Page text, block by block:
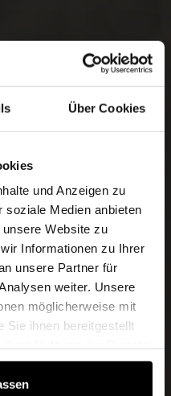
Über Cookies
und Anzeigen zu
soziale Medien anbieten
Website zu
Informationen zu Ihrer
unsere Partner für
weiter. Unsere
möglicherweise mit
Sie ihnen bereitgestellt